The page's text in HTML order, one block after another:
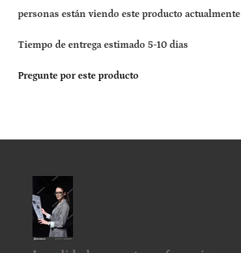
personas están viendo este producto actualmente
Tiempo de entrega estimado 5-10 dias
Pregunte por este producto